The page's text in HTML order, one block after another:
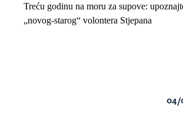
Treću godinu na moru za supove:
„novog-starog“ volontera Stjepana
04/